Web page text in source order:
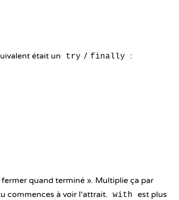
était un try / finally :
quand terminé ». Multiplie ça par
commences à voir l'attrait. with
est plus